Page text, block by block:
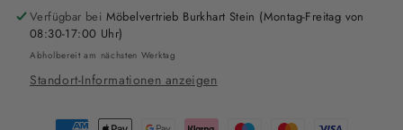
Verfügbar bei Möbelvertrieb Burkhart Stein (Montag-Freitag von
08:30-17:00 Uhr)
Abholbereit am nächsten Werktag
Standort-Informationen anzeigen
Zahlungsmethoden